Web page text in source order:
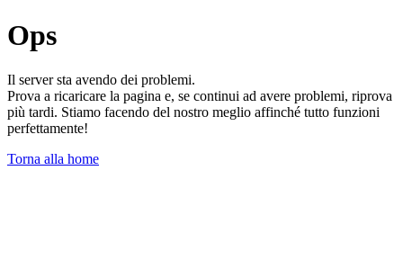
Ops
Il server sta avendo dei problemi.
Prova a ricaricare la pagina e, se continui ad avere problemi, riprova
più tardi. Stiamo facendo del nostro meglio affinché tutto funzioni
perfettamente!
Torna alla home